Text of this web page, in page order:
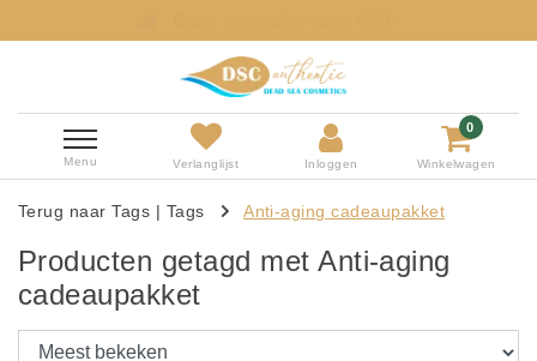
Menu Verlanglijst Inloggen
0
Winkelwagen
Terug naar Tags | Tags Anti-aging cadeaupakket
Producten getagd met Anti-aging
cadeaupakket